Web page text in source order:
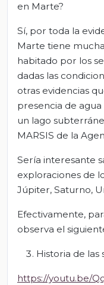
en Marte?
Sí, por toda la
Marte tiene
habitado por los
dadas las
otras evidencias
presencia de
un lago
MARSIS de la
Sería interesante
exploraciones de
Júpiter, Saturno,
Efectivamente,
observa el
Historia de las
https://youtu.be/